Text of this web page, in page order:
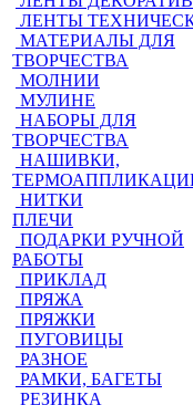
ЛЕНТЫ
МАТЕРИАЛЫ ДЛЯ
ТВОРЧЕСТВА
МОЛНИИ
МУЛИНЕ
НАБОРЫ ДЛЯ
ТВОРЧЕСТВА
НАШИВКИ,
НИТКИ
ПЛЕЧИ
ПОДАРКИ РУЧНОЙ
РАБОТЫ
ПРИКЛАД
ПРЯЖА
ПРЯЖКИ
ПУГОВИЦЫ
РАЗНОЕ
РАМКИ, БАГЕТЫ
РЕЗИНКА